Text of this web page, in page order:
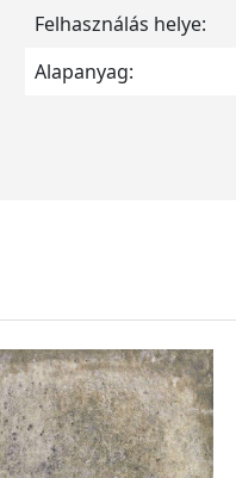
Felhasználás helye:
Alapanyag: